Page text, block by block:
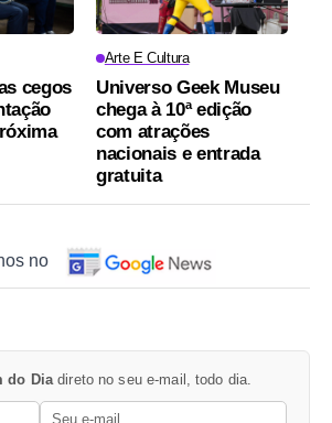
cegos
Arte E Cultura
Universo Geek Museu
chega à 10ª edição
com atrações
nacionais e entrada
gratuita
no
do Dia direto no seu e-mail, todo dia.